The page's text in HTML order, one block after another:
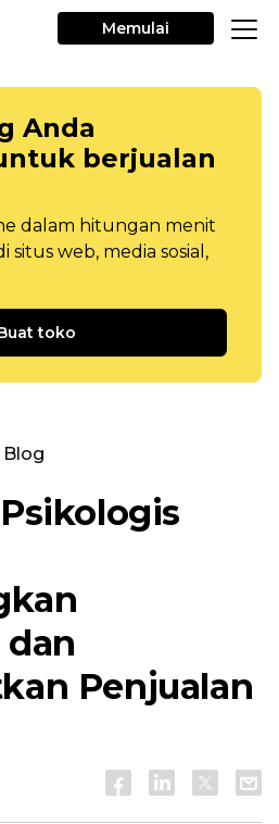
Memulai
Anda
berjualan
dalam hitungan menit
web, media sosial,
toko
Blog
dan
Penjualan